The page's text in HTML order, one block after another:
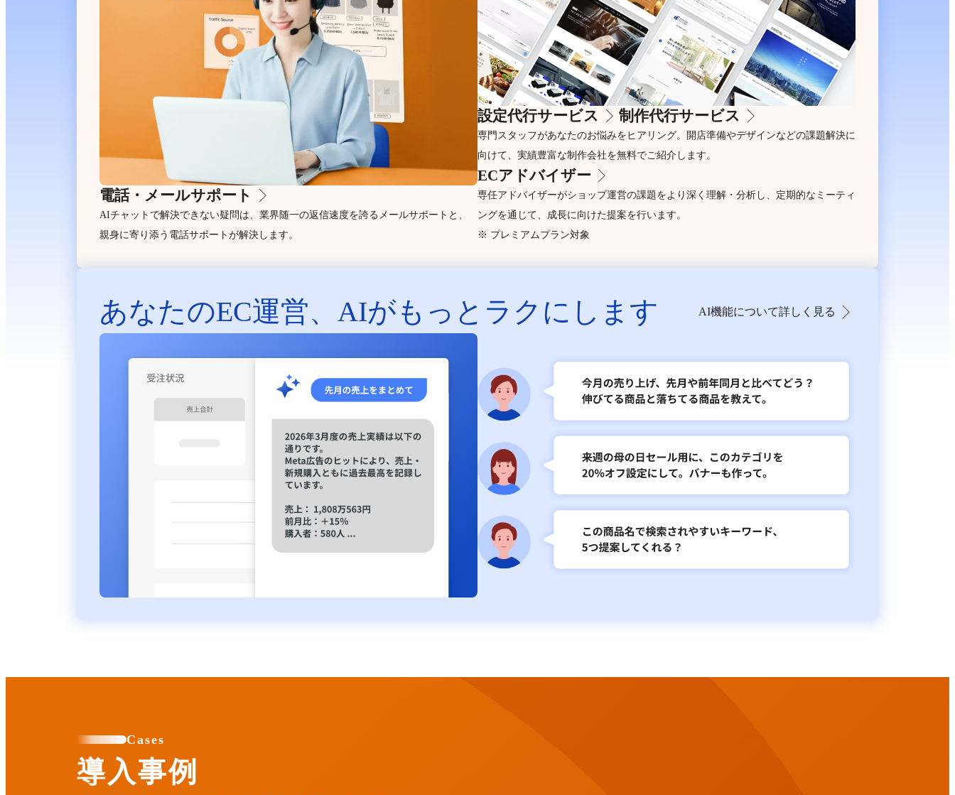
電話・メールサポート
AIチャットで解決できない疑問は、業界随一の返信速度を誇るメールサポートと、
親身に寄り添う電話サポートが解決します。
設定代行サービス 制作代行サービス
専門スタッフがあなたのお悩みをヒアリング。開店準備やデザインなどの課題解決に
向けて、実績豊富な制作会社を無料でご紹介します。
ECアドバイザー
専任アドバイザーがショップ運営の課題をより深く理解・分析し、定期的なミーティ
ングを通じて、成長に向けた提案を行います。
※ プレミアムプラン対象
あなたのEC運営、 AIがもっとラクにします AI機能について詳しく見る
Cases
導入事例